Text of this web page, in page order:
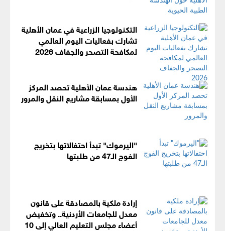
التكنولوجيا الزراعية في عمان الأهلية
تشارك بفعاليات اليوم العالمي
لمكافحة التصحر والجفاف 2026
هندسة عمان الأهلية تحصد المركز
الأول بمسابقة مشاريع النقل والمرور
"اليرموك" تبدأ احتفالاتها بتخريج
الفوج الـ47 من طلبتها
إرادة ملكية بالمصادقة على قانون
معدل للجامعات الأردنية.. وتخفيض
أعضاء مجلس التعليم العالي إلى 10